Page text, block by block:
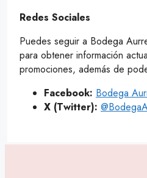
Redes Sociales
Puedes seguir a Bodega
para obtener información
promociones, además de
Facebook: Bodega
X (Twitter):